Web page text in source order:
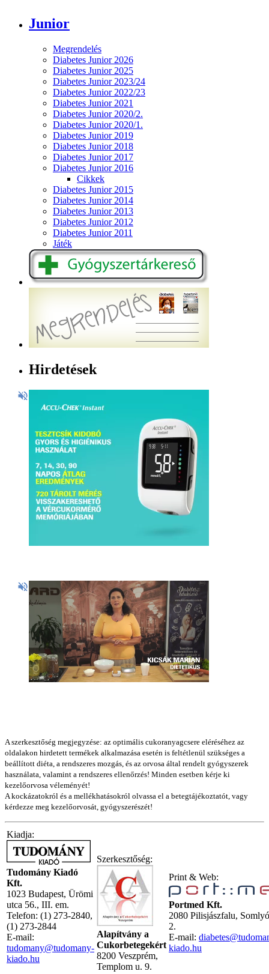
Junior
Megrendelés
Diabetes Junior 2026
Diabetes Junior 2025
Diabetes Junior 2023/24
Diabetes Junior 2022/23
Diabetes Junior 2021
Diabetes Junior 2020/2.
Diabetes Junior 2020/1.
Diabetes Junior 2019
Diabetes Junior 2018
Diabetes Junior 2017
Diabetes Junior 2016
Cikkek
Diabetes Junior 2015
Diabetes Junior 2014
Diabetes Junior 2013
Diabetes Junior 2012
Diabetes Junior 2011
Játék
Hirdetések
A szerkesztőség megjegyzése: az optimális cukoranyagcsere eléréséhez az
oldalakon hirdetett termékek alkalmazása esetén is feltétlenül szükséges a
beállított diéta, a rendszeres mozgás, és az orvosa által rendelt gyógyszerek
használata, valamint a rendszeres ellenőrzés! Minden esetben kérje ki
kezelőorvosa véleményét!
A kockázatokról és a mellékhatásokról olvassa el a betegtájékoztatót, vagy
kérdezze meg kezelőorvosát, gyógyszerészét!
Kiadja:
Tudomány Kiadó
Kft.
1023 Budapest, Ürömi
utca 56., III. em.
Telefon: (1) 273-2840,
(1) 273-2844
E-mail:
tudomany@tudomany-
kiado.hu
Szerkesztőség:
Alapítvány a
Cukorbetegekért
8200 Veszprém,
Templom u. 9.
Print & Web:
Portmed Kft.
2080 Pilisjászfalu,
2.
E-mail:
kiado.hu